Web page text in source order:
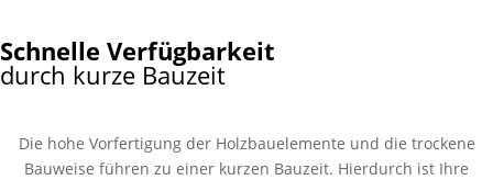
Schnelle Verfügbarkeit
durch kurze Bauzeit
Die hohe Vorfertigung der Holzbauelemente und die trockene
Bauweise führen zu einer kurzen Bauzeit. Hierdurch ist Ihre